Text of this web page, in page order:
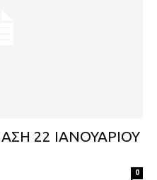
22 ΙΑΝΟΥΑΡΙΟΥ
0